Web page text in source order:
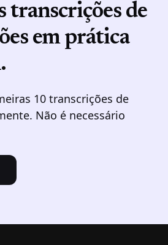
transcrições de
em prática
10 transcrições de
Não é necessário